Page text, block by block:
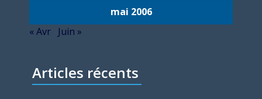
mai 2006
« Avr Juin »
Articles récents